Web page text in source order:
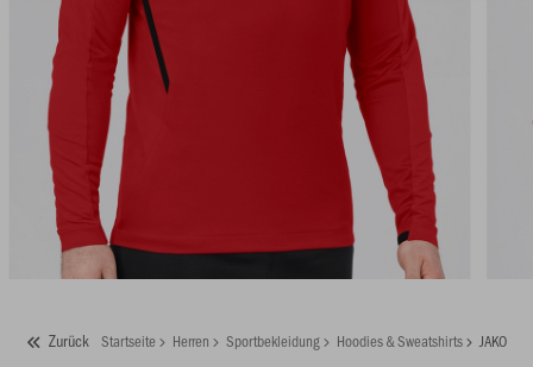
Zurück Startseite Herren Sportbekleidung Hoodies & Sweatshirts JAKO